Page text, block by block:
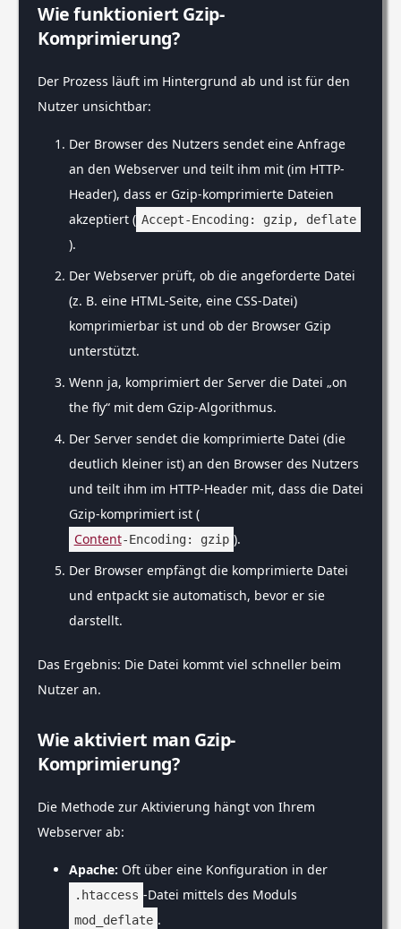
Wie funktioniert Gzip-
Komprimierung?
Der Prozess läuft im Hintergrund ab und ist für den
Nutzer unsichtbar:
Der Browser des Nutzers sendet eine Anfrage
an den Webserver und teilt ihm mit (im HTTP-
Header), dass er Gzip-komprimierte Dateien
akzeptiert ( Accept-Encoding: gzip, deflate
).
Der Webserver prüft, ob die angeforderte Datei
(z. B. eine HTML-Seite, eine CSS-Datei)
komprimierbar ist und ob der Browser Gzip
unterstützt.
Wenn ja, komprimiert der Server die Datei „on
the fly“ mit dem Gzip-Algorithmus.
Der Server sendet die komprimierte Datei (die
deutlich kleiner ist) an den Browser des Nutzers
und teilt ihm im HTTP-Header mit, dass die Datei
Gzip-komprimiert ist (
Content-Encoding: gzip ).
Der Browser empfängt die komprimierte Datei
und entpackt sie automatisch, bevor er sie
darstellt.
Das Ergebnis: Die Datei kommt viel schneller beim
Nutzer an.
Wie aktiviert man Gzip-
Komprimierung?
Die Methode zur Aktivierung hängt von Ihrem
Webserver ab:
Apache: Oft über eine Konfiguration in der
.htaccess -Datei mittels des Moduls
mod_deflate .